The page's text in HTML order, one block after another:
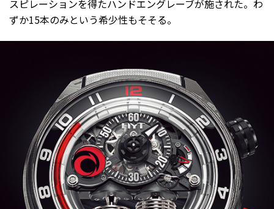
スピレーションを得たハンドエングレーブが施された。わ
ずか15本のみという希少性もそそる。